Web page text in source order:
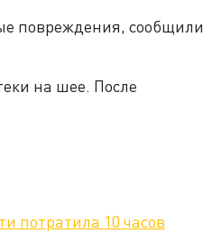
повреждения, сообщили
на шее. После
потратила 10 часов